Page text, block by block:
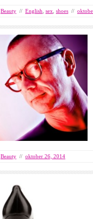
Beauty // English, sex, shoes //
Beauty // oktober 26, 2014